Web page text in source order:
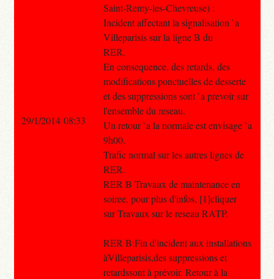
Saint-Remy-les-Chevreuse) :
Incident affectant la signalisation `a
Villeparisis sur la ligne B du
RER.
En consequence, des retards, des
modifications ponctuelles de desserte
et des suppressions sont `a prevoir sur
l'ensemble du reseau.
Un retour `a la normale est envisage `a
9h00.
Trafic normal sur les autres lignes de
RER.
RER B Travaux de maintenance en
soiree, pour plus d'infos, [1]cliquer
sur Travaux sur le reseau RATP.
RER B:Fin d'incident aux installations
àVilleparisis,des suppressions et
retardssont à prévoir. Retour à la
29/1/2014 08:33